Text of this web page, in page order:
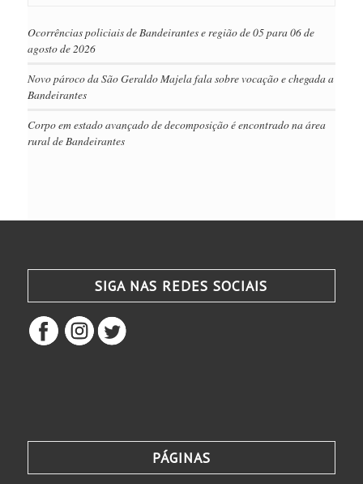
Ocorrências policiais de Bandeirantes e região de 05 para 06 de
agosto de 2026
Novo pároco da São Geraldo Majela fala sobre vocação e chegada a
Bandeirantes
Corpo em estado avançado de decomposição é encontrado na área
rural de Bandeirantes
SIGA NAS REDES SOCIAIS
PÁGINAS